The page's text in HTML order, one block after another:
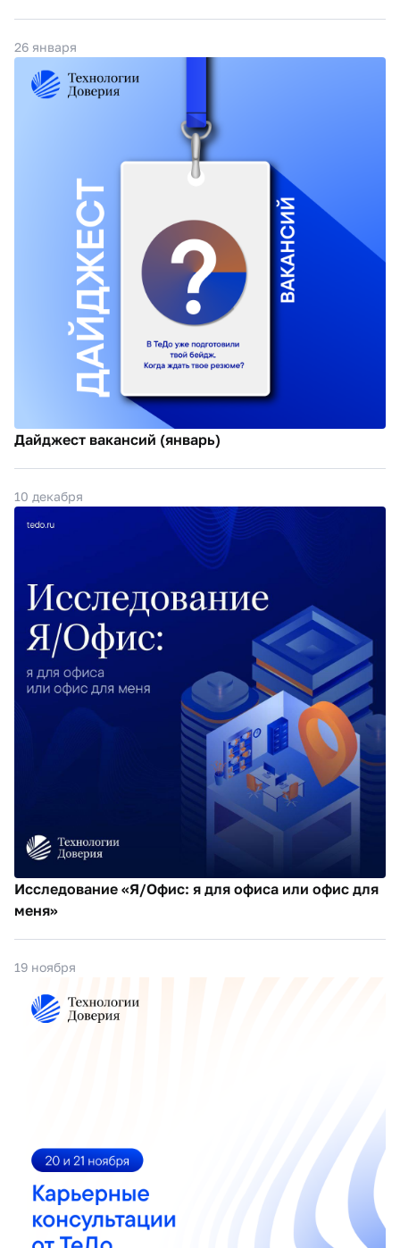
26 января
Дайджест вакансий (январь)
10 декабря
Исследование «Я/Офис: я для офиса или офис для
меня»
19 ноября